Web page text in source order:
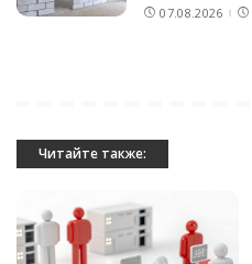
07.08.2026
Читайте также: